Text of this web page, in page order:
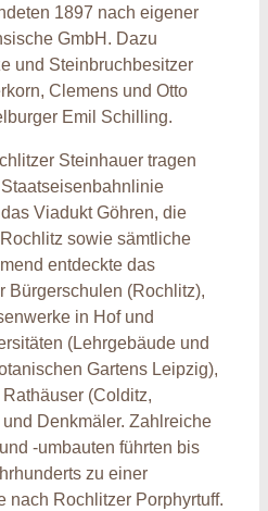
1897 nach eigener
GmbH. Dazu
und Steinbruchbesitzer
Clemens und Otto
Emil Schilling.
Steinhauer tragen
Viadukt Göhren, die
sowie sämtliche
entdeckte das
Bürgerschulen (Rochlitz),
in Hof und
(Lehrgebäude und
Gartens Leipzig),
(Colditz,
Denkmäler. Zahlreiche
-umbauten führten bis
zu einer
nach Rochlitzer Porphyrtuff.